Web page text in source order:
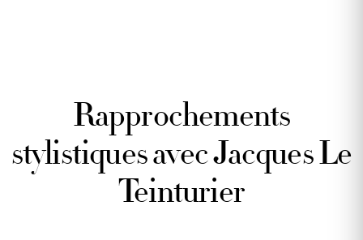
Rapprochements
stylistiques avec Jacques Le
Teinturier